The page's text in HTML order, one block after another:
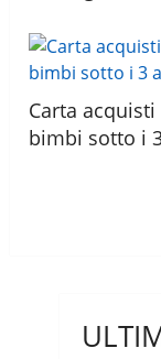
Carta
bimbi sotto i